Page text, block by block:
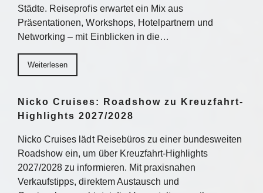
Städte. Reiseprofis erwartet ein Mix aus
Präsentationen, Workshops, Hotelpartnern und
Networking – mit Einblicken in die…
Weiterlesen
Nicko Cruises: Roadshow zu Kreuzfahrt-
Highlights 2027/2028
Nicko Cruises lädt Reisebüros zu einer bundesweiten
Roadshow ein, um über Kreuzfahrt-Highlights
2027/2028 zu informieren. Mit praxisnahen
Verkaufstipps, direktem Austausch und